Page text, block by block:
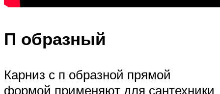
П образный
Карниз с п образной прямой
формой применяют для сантехники